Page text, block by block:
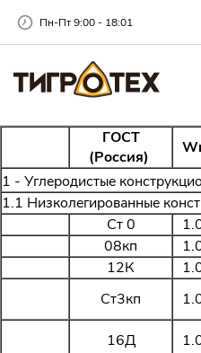
Пн-Пт 9:00 - 18:01
ГОСТ
(Россия)
1 - Углеродистые
1.1 Низколегированные
Ст 0
08кп
12К
Ст3кп
16Д